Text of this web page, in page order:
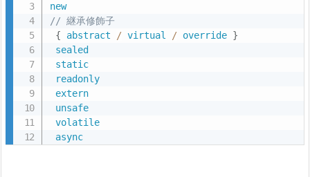
プ
4.
コ
ー
ド
を
シ
new
// 継承修飾子
{
abstract / virtual / override }
sealed
static
readonly
extern
unsafe
volatile
async